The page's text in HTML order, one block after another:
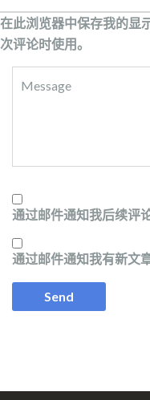
在此浏览器中保存我的显
次评论时使用。
通过邮件通知我后续评
通过邮件通知我有新文